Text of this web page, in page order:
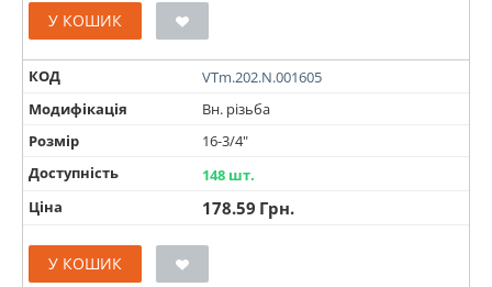
У КОШИК
КОД
VTm.202.N.001605
Модифікація
Вн. різьба
Розмір
16-3/4"
Доступність
148 шт.
Ціна
178.59 Грн.
У КОШИК